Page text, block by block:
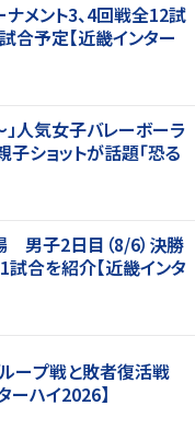
メント3、4回戦全12試
合予定【近畿インター
」人気女子バレーボーラ
ショットが話題「恐る
男子2日目（8/6）決勝
試合を紹介【近畿インタ
ープ戦と敗者復活戦
ーハイ2026】